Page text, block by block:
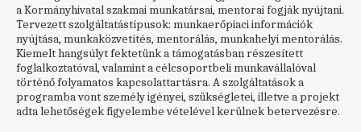
a Kormányhivatal szakmai munkatársai, mentorai fogják nyújtani.
Tervezett szolgáltatástípusok: munkaerőpiaci információk
nyújtása, munkaközvetítés, mentorálás, munkahelyi mentorálás.
Kiemelt hangsúlyt fektetünk a támogatásban részesített
foglalkoztatóval, valamint a célcsoportbeli munkavállalóval
történő folyamatos kapcsolattartásra. A szolgáltatások a
programba vont személy igényei, szükségletei, illetve a projekt
adta lehetőségek figyelembe vételével kerülnek betervezésre.